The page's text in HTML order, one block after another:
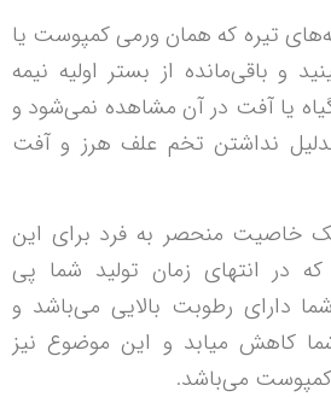
تیره که همان ورمی کمپوست یا
و باقی‌مانده از بستر اولیه نیمه
یا آفت در آن مشاهده نمی‌شود و
نداشتن تخم علف هرز و آفت
خاصیت منحصر به فرد برای این
در انتهای زمان تولید شما پی
دارای رطوبت بالایی می‌باشد و
کاهش میابد و این موضوع نیز
کمپوست می‌باشد.